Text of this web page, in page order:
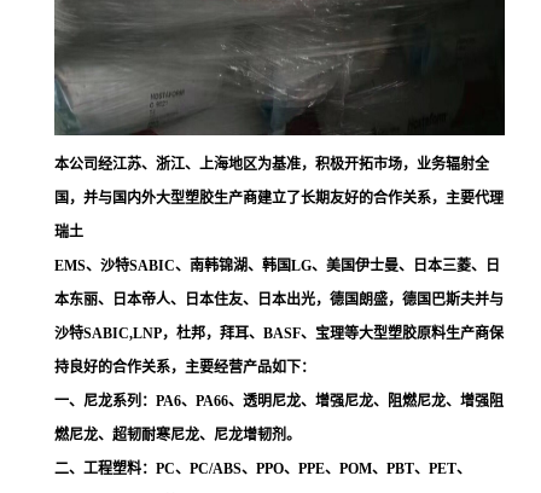
本公司经江苏、浙江、上海地区为基准，积极开拓市场，业务辐射全
国，并与国内外大型塑胶生产商建立了长期友好的合作关系，主要代理
瑞土
EMS、沙特SABIC、南韩锦湖、韩国LG、美国伊士曼、日本三菱、日
本东丽、日本帝人、日本住友、日本出光，德国朗盛，德国巴斯夫并与
沙特SABIC,LNP，杜邦，拜耳、BASF、宝理等大型塑胶原料生产商保
持良好的合作关系，主要经营产品如下：
一、尼龙系列：PA6、PA66、透明尼龙、增强尼龙、阻燃尼龙、增强阻
燃尼龙、超韧耐寒尼龙、尼龙增韧剂。
二、工程塑料：PC、PC/ABS、PPO、PPE、POM、PBT、PET、